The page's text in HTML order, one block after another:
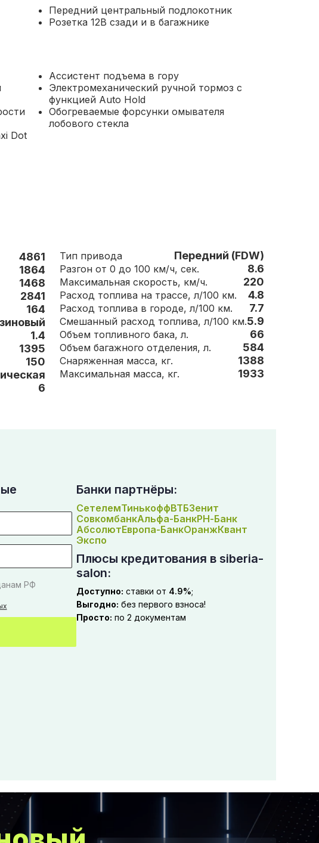
Передний центральный подлокотник
Розетка 12В сзади и в багажнике
Dot
Ассистент подъема в гору
Электромеханический ручной тормоз с
функцией Auto Hold
Обогреваемые форсунки омывателя
лобового стекла
4861
1864
1468
2841
164
1.4
1395
150
6
Тип привода Передний (FDW)
Разгон от 0 до 100 км/ч, сек. 8.6
Максимальная скорость, км/ч. 220
Расход топлива на трассе, л/100 км. 4.8
Расход топлива в городе, л/100 км. 7.7
Смешанный расход топлива, л/100 км.5.9
Объем топливного бака, л. 66
Объем багажного отделения, л. 584
Снаряженная масса, кг. 1388
Максимальная масса, кг. 1933
РФ
Банки партнёры:
СетелемТинькоффВТБЗенит
СовкомбанкАльфа-БанкРН-Банк
АбсолютЕвропа-БанкОранжКвант
Экспо
Плюсы кредитования в siberia-
salon:
Доступно: ставки от 4.9%;
Выгодно: без первого взноса!
Просто: по 2 документам